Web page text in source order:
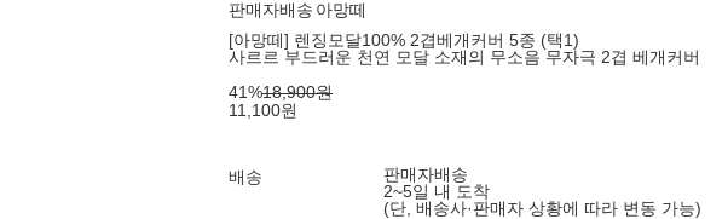
판매자배송 아망떼
[아망떼] 렌징모달100% 2겹베개커버 5종 (택1)
사르르 부드러운 천연 모달 소재의 무소음 무자극 2겹 베개커버
41%18,900원
11,100원
배송
판매자배송
2~5일 내 도착
(단, 배송사·판매자 상황에 따라 변동 가능)